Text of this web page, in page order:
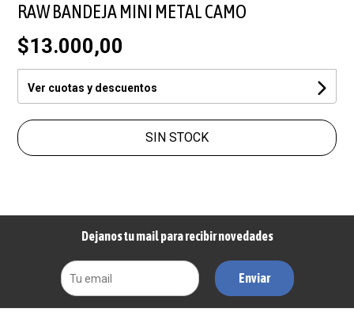
RAW BANDEJA MINI METAL CAMO
$13.000,00
Ver cuotas y descuentos
SIN STOCK
Dejanos tu mail para recibir novedades
Enviar